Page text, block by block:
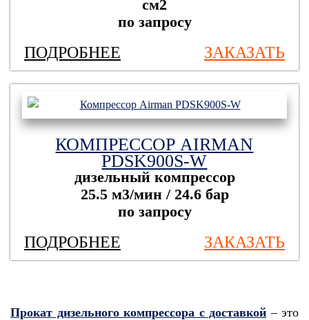
см2
по запросу
ПОДРОБНЕЕ ЗАКАЗАТЬ
КОМПРЕССОР AIRMAN
PDSK900S-W
дизельный компрессор
25.5 м3/мин / 24.6 бар
по запросу
ПОДРОБНЕЕ ЗАКАЗАТЬ
Прокат дизельного компрессора с доставкой – это